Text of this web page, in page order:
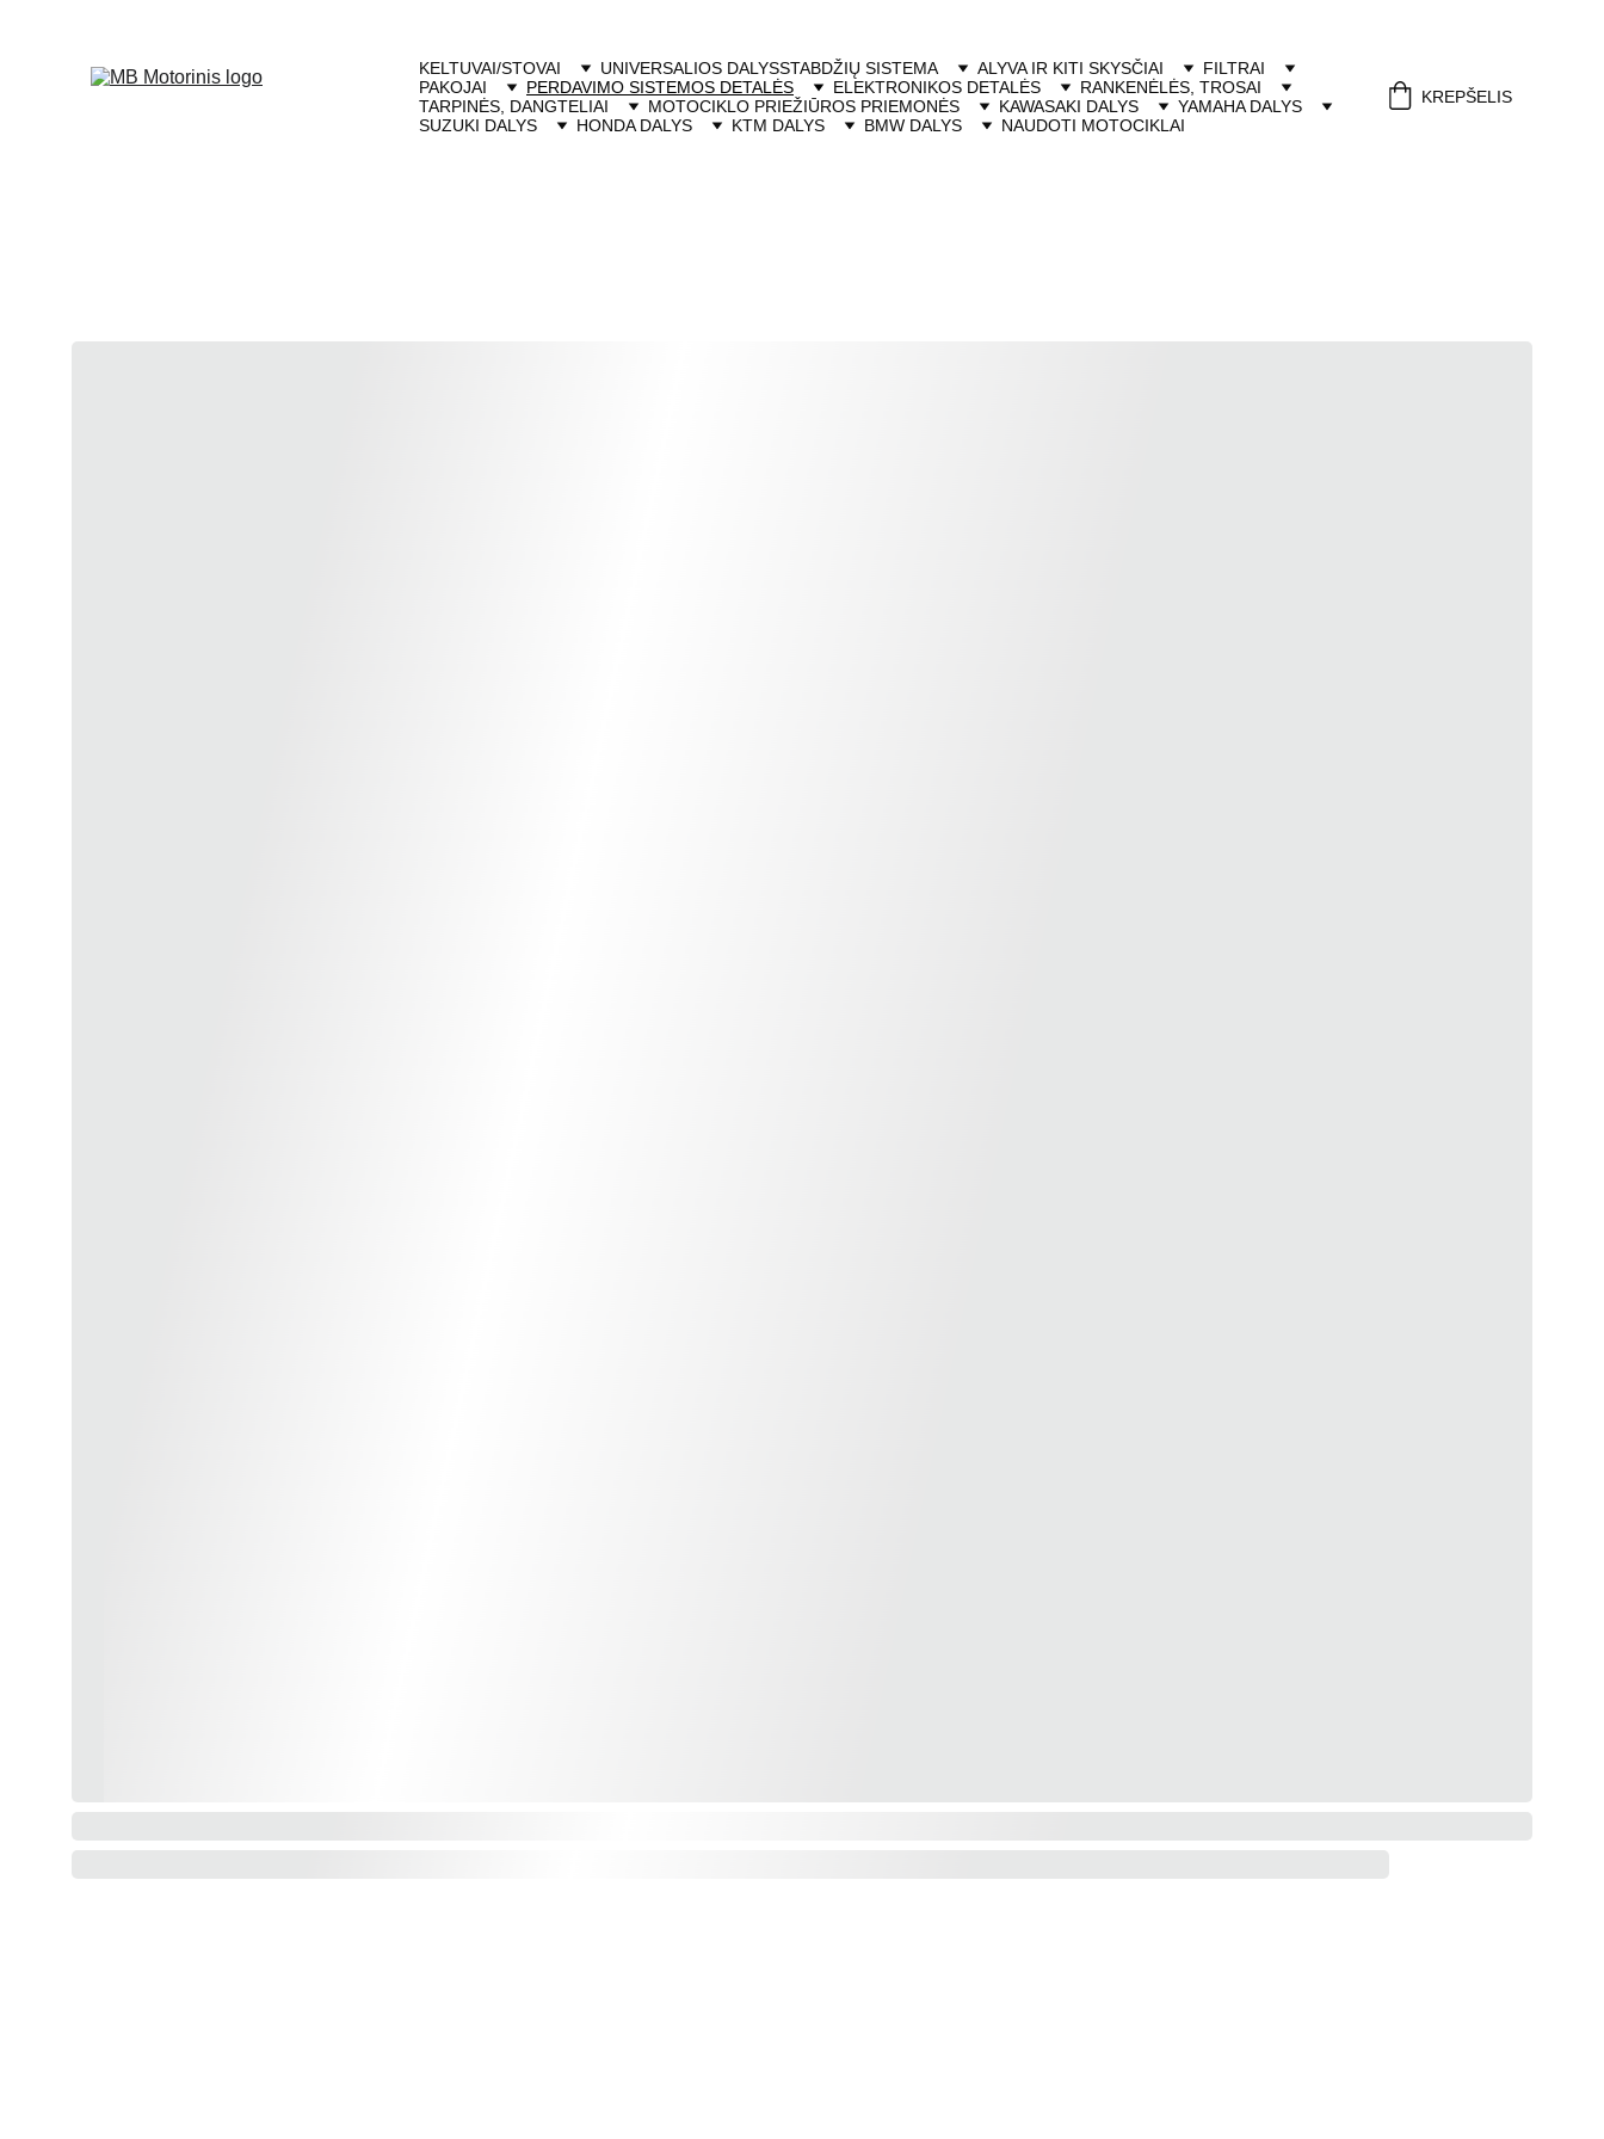
KELTUVAI/STOVAI UNIVERSALIOS DALYSSTABDŽIŲ SISTEMA ALYVA IR KITI SKYSČIAI
FILTRAI
PAKOJAI
PERDAVIMO SISTEMOS DETALĖS ELEKTRONIKOS DETALĖS
RANKENĖLĖS, TROSAI
TARPINĖS, DANGTELIAI
MOTOCIKLO PRIEŽIŪROS PRIEMONĖS KAWASAKI DALYS
YAMAHA DALYS
SUZUKI DALYS
HONDA DALYS KTM DALYS BMW DALYS NAUDOTI MOTOCIKLAI
KREPŠELIS